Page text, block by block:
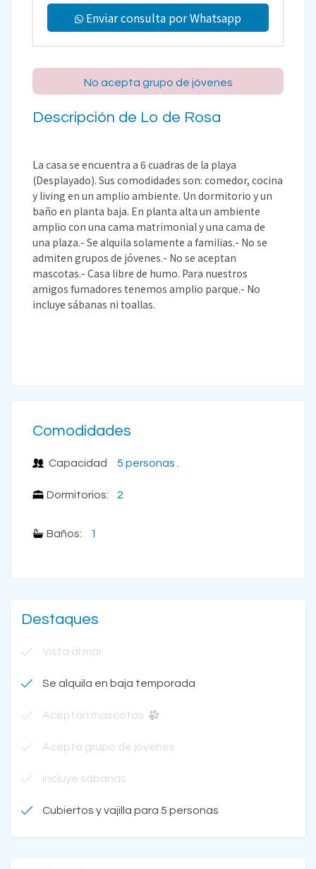
Enviar consulta por Whatsapp
No acepta grupo de jóvenes
Descripción de Lo de Rosa
La casa se encuentra a 6 cuadras de la playa
(Desplayado). Sus comodidades son: comedor, cocina
y living en un amplio ambiente. Un dormitorio y un
baño en planta baja. En planta alta un ambiente
amplio con una cama matrimonial y una cama de
una plaza.- Se alquila solamente a familias.- No se
admiten grupos de jóvenes.- No se aceptan
mascotas.- Casa libre de humo. Para nuestros
amigos fumadores tenemos amplio parque.- No
incluye sábanas ni toallas.
Comodidades
Capacidad
Dormitorios:
5 personas .
2
Baños: 1
Destaques
Vista al mar
Se alquila en baja temporada
Aceptan mascotas
Acepta grupo de jóvenes
Incluye sábanas
Cubiertos y vajilla para 5 personas